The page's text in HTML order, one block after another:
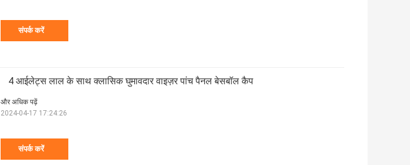
संपर्क करें
4 आईलेट्स लाल के साथ क्लासिक घुमावदार वाइज़र पांच पैनल बेसबॉल कैप
संपर्क करें
और अधिक पढ़ें
2024-04-17 17:24:26